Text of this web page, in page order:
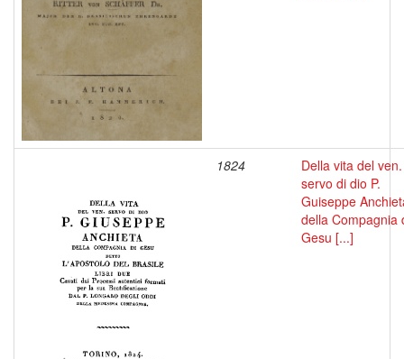
1824
Della vita del ven.
servo di dio P.
Guiseppe
della Compagnia
Gesu [...]